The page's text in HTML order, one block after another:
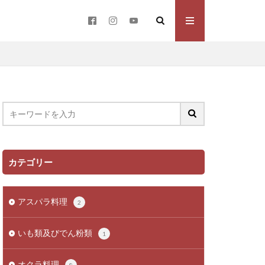
カテゴリー
アスパラ料理 2
いも類及びでん粉類 1